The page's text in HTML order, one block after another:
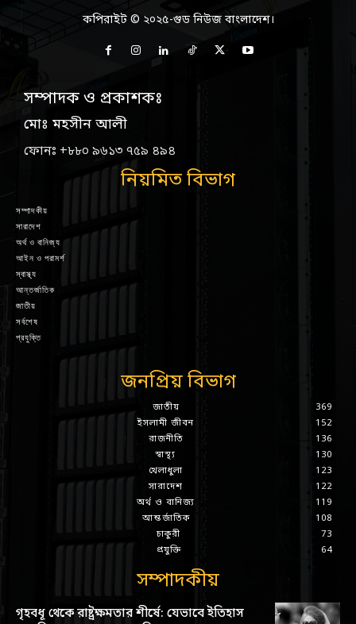
কপিরাইট © ২০২৫-গুড নিউজ বাংলাদেশ।
সম্পাদক ও প্রকাশকঃ
মোঃ মহসীন আলী
ফোনঃ +৮৮০ ৯৬১৩ ৭৫৯ ৪৯৪
নিয়মিত বিভাগ
সম্পাদকীয়
সারাদেশ
অর্থ ও বানিজ্য
আইন ও পরামর্শ
স্বাস্থ্য
আন্তর্জাতিক
জাতীয়
সর্বশেষ
প্রযুক্তি
জনপ্রিয় বিভাগ
জাতীয়
369
ইসলামী জীবন
152
রাজনীতি
136
স্বাস্থ্য
130
খেলাধুলা
123
সারাদেশ
122
অর্থ ও বানিজ্য
119
আন্তর্জাতিক
108
চাকুরী
73
প্রযুক্তি
64
সম্পাদকীয়
গৃহবধূ থেকে রাষ্ট্রক্ষমতার শীর্ষে: যেভাবে ইতিহাস